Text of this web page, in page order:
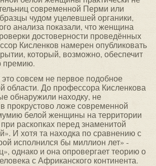
современной Перми или
чудом уцелевшей органики,
анализа показали, что женщина
достоверности проведённых
Кисленков намерен опубликовать
который, возможно, обеспечит
премию.
это совсем не первое подобное
области. До профессора Кисленкова
обнаружили находку, не
прокрустово ложе современной
белой женщины на территории
раскопках перед знаменитой
И хотя та находка по сравнению с
исполнился бы миллион лет» -
однако и она опровергает теорию о
с Африканского континента.